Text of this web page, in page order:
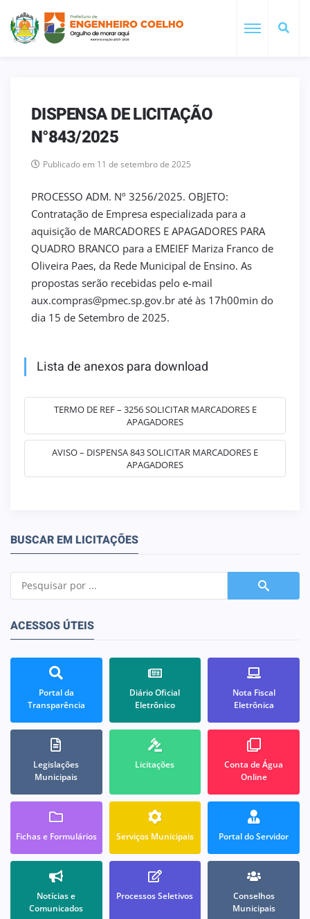
DISPENSA DE LICITAÇÃO
N°843/2025
Publicado em 11 de setembro de 2025
PROCESSO ADM. Nº 3256/2025. OBJETO:
Contratação de Empresa especializada para a
aquisição de MARCADORES E APAGADORES PARA
QUADRO BRANCO para a EMEIEF Mariza Franco de
Oliveira Paes, da Rede Municipal de Ensino. As
propostas serão recebidas pelo e-mail
aux.compras@pmec.sp.gov.br até às 17h00min do
dia 15 de Setembro de 2025.
Lista de anexos para download
TERMO DE REF – 3256 SOLICITAR MARCADORES E
APAGADORES
AVISO – DISPENSA 843 SOLICITAR MARCADORES E
APAGADORES
BUSCAR EM LICITAÇÕES
ACESSOS ÚTEIS
Portal da
Transparência
Diário Oficial
Eletrônico
Nota Fiscal
Eletrônica
Legislações
Municipais
Licitações
Conta de Água
Online
Fichas e Formulários Serviços Municipais Portal do Servidor
Notícias e
Comunicados
Processos Seletivos
Conselhos
Municipais